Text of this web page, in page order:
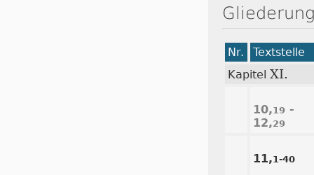
Nr.
Textstelle
Kapitel XI.
10,19 -
12,29
11,1-40